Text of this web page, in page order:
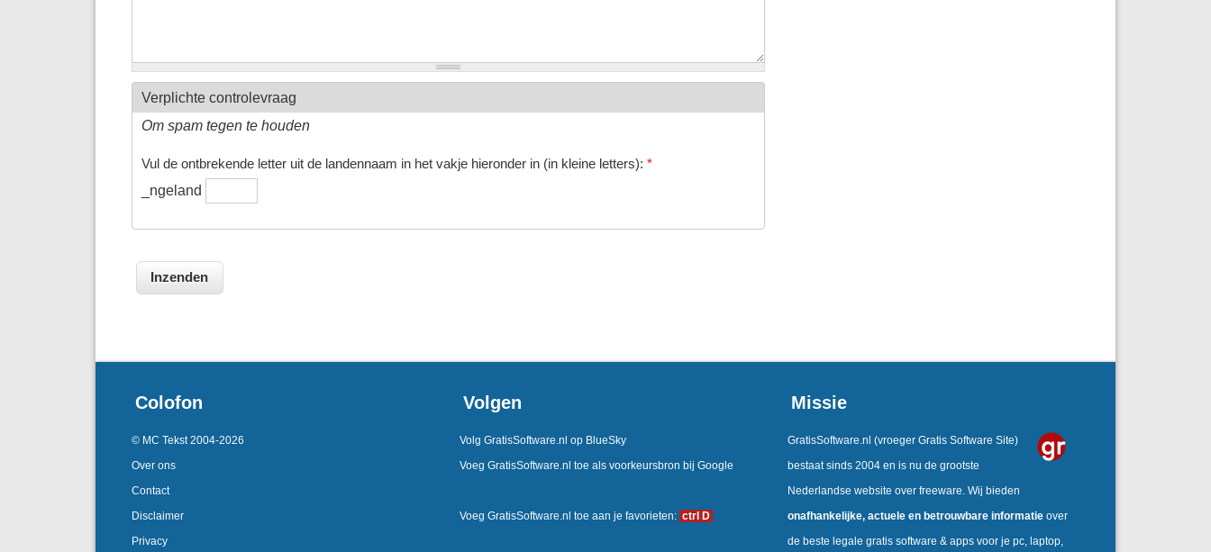
Verplichte controlevraag
Om spam tegen te houden
Vul de ontbrekende letter uit de landennaam in het vakje hieronder in (in kleine letters): *
_ngeland
Colofon
© MC Tekst 2004-2026
Over ons
Contact
Disclaimer
Privacy
Volgen
Volg GratisSoftware.nl op BlueSky
Voeg GratisSoftware.nl toe als voorkeursbron bij Google
Voeg GratisSoftware.nl toe aan je favorieten: ctrl D
Missie
GratisSoftware.nl (vroeger Gratis Software Site)
bestaat sinds 2004 en is nu de grootste
Nederlandse website over freeware. Wij bieden
onafhankelijke, actuele en betrouwbare informatie over
de beste legale gratis software & apps voor je pc, laptop,